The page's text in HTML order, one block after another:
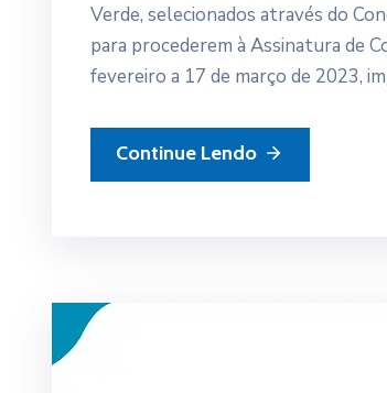
Verde, selecionados através do
para procederem à Assinatura de
fevereiro a 17 de março de 2023,
Continue Lendo